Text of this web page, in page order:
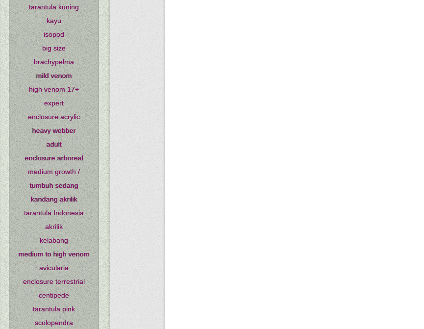
tarantula kuning
kayu
isopod
big size
brachypelma
mild venom
high venom 17+
expert
enclosure acrylic
heavy webber
adult
enclosure arboreal
medium growth /
tumbuh sedang
kandang akrilik
tarantula Indonesia
akrilik
kelabang
medium to high venom
avicularia
enclosure terrestrial
centipede
tarantula pink
scolopendra